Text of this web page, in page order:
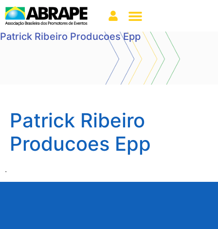
Patrick Ribeiro Producoes Epp
Patrick Ribeiro
Producoes Epp
.